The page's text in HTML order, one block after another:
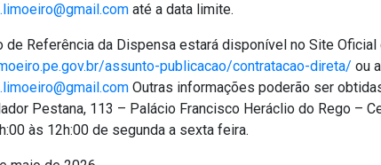
até a data limite.
de Referência da Dispensa estará disponível no Site
assunto-publicacao/contratacao-direta/ ou
Outras informações poderão ser
Pestana, 113 – Palácio Francisco Heráclio do Rego –
às 12h:00 de segunda a sexta feira.